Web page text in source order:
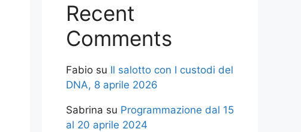
Recent
Comments
Fabio su Il salotto con I custodi del
DNA, 8 aprile 2026
Sabrina su Programmazione dal 15
al 20 aprile 2024